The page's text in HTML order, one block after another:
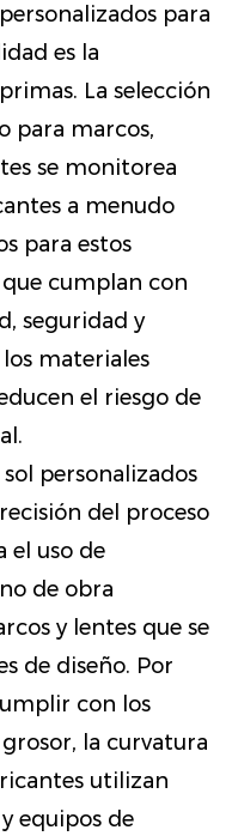
para
es la
La selección
para marcos,
se monitorea
a menudo
para estos
cumplan con
seguridad y
materiales
el riesgo de
personalizados
del proceso
el uso de
de obra
y lentes que se
de diseño. Por
con los
la curvatura
utilizan
equipos de